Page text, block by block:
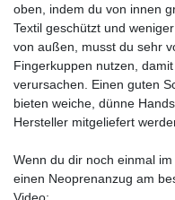
oben, indem du von innen
Textil geschützt und
von außen, musst du sehr
Fingerkuppen nutzen,
verursachen. Einen guten
bieten weiche, dünne
Hersteller mitgeliefert
Wenn du dir noch einmal
einen Neoprenanzug am